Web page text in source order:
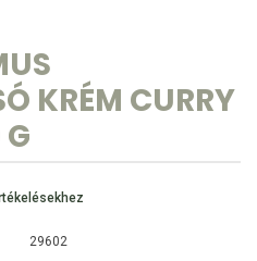
KRÉM CURRY
29602